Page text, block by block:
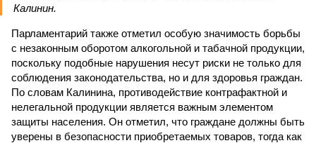
Калинин.
Парламентарий также отметил особую значимость борьбы
с незаконным оборотом алкогольной и табачной продукции,
поскольку подобные нарушения несут риски не только для
соблюдения законодательства, но и для здоровья граждан.
По словам Калинина, противодействие контрафактной и
нелегальной продукции является важным элементом
защиты населения. Он отметил, что граждане должны быть
уверены в безопасности приобретаемых товаров, тогда как